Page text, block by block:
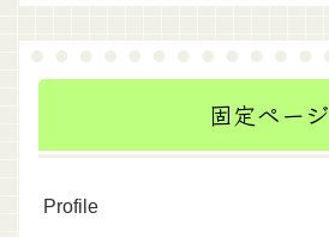
固定ページ
Profile